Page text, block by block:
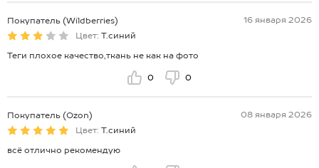
Покупатель (Wildberries)
16 января 2026
Цвет: Т.синий
Теги плохое качество,ткань не как на фото
0 0
Покупатель (Ozon)
08 января 2026
Цвет: Т.синий
всё отлично рекомендую